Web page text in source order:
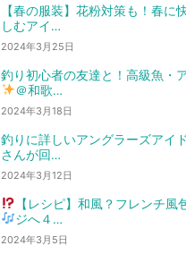
【春の服装】花粉対策も！春に
しむアイ…
2024年3月25日
釣り初心者の友達と！高級魚・
＠和歌…
2024年3月18日
釣りに詳しいアングラーズアイ
さんが回…
2024年3月12日
【レシピ】和風？フレンチ風
ジへ４…
2024年3月5日